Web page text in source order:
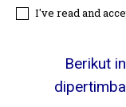
I've read and
Berikut